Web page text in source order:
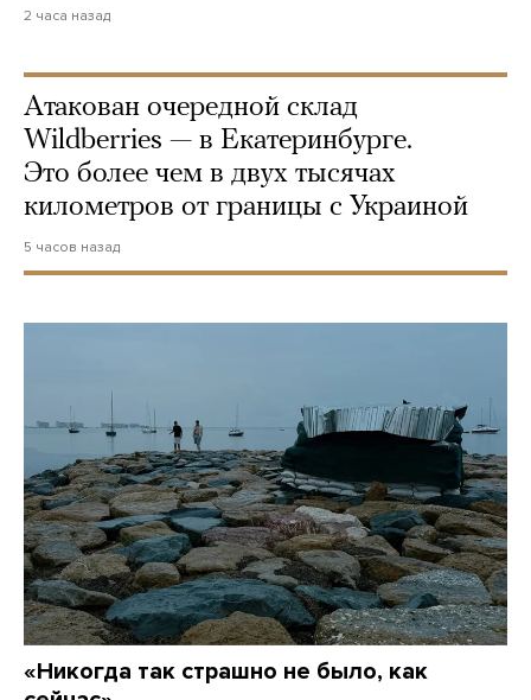
2 часа назад
Атакован очередной склад
Wildberries — в Екатеринбурге.
Это более чем в двух тысячах
километров от границы с Украиной
5 часов назад
«Никогда так страшно не было, как